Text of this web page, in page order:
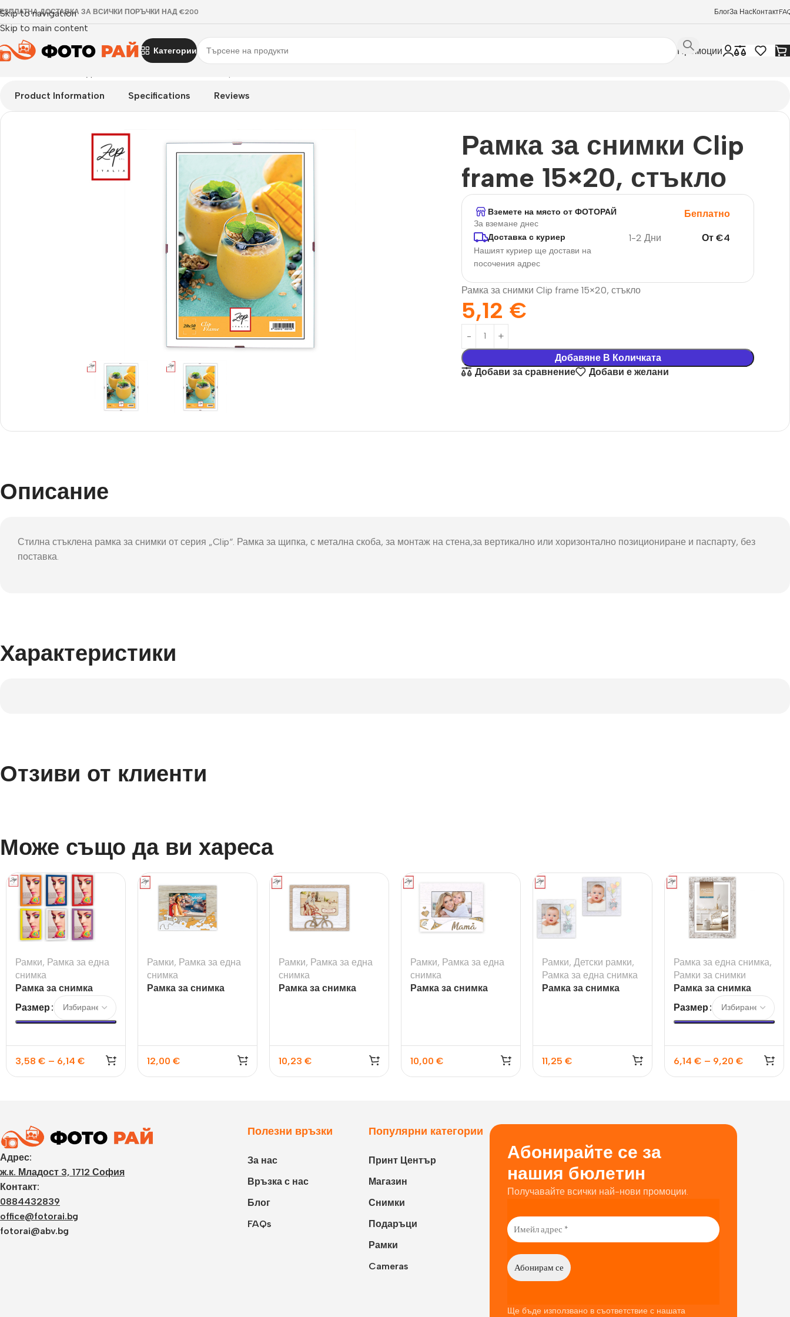
Skip to navigation
Skip to main content
ДОСТАВКА ЗА ВСИЧКИ ПОРЪЧКИ НАД €200 БлогЗа НасКонтакт
Категории
Постери
Стена
Подаръци
Фото пъзел 120
Промоции
Product Information Specifications Reviews
Рамка за снимки Clip
frame 15×20, стъкло
Вземете на място от ФОТОРАЙ
За вземане днес
Беплатно
Доставка с куриер
Нашият куриер ще достави на
посочения адрес
1-2 Дни От €4
Рамка за снимки Clip frame 15×20, стъкло
5,12€
Добавяне В Количката
Добави за сравнение
Добави е желани
Описание
Стилна стъклена рамка за снимки от серия „Clip“. Рамка за щипка, с метална скоба, за монтаж на стена,за вертикално или хоризонтално позициониране и паспарту, без
поставка.
Характеристики
Отзиви от клиенти
Може също да ви хареса
Рамки, Рамка за една
снимка
Рамка за снимка
Darwin
Размер
3,58 € – 6,14 €
Рамки, Рамка за една
снимка
Рамка за снимка
12,00 €
Рамки, Рамка за една
снимка
Рамка за снимка
10,23 €
Рамки, Рамка за една
снимка
Рамка за снимка
10,00 €
Рамки, Детски рамки,
Рамка за една снимка
Рамка за снимка
11,25 €
Рамка за една снимка,
Рамки за снимки
Рамка за снимка
Vivan
Размер
6,14 € – 9,20 €
Адрес:
ж.к. Младост 3, 1712 София
Контакт:
0884432839
office@fotorai.bg
fotorai@abv.bg
Полезни връзки
За нас
Връзка с нас
Блог
FAQs
Популярни категории
Принт Център
Магазин
Снимки
Подаръци
Рамки
Cameras
Абонирайте се за
нашия бюлетин
Получавайте всички най-нови промоции.
Ще бъде използвано в съответствие с нашата